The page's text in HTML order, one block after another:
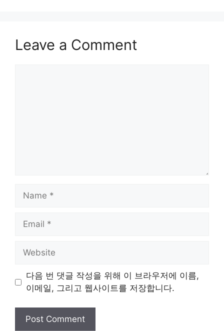
Leave a Comment
Name
Email
Website
다음 번 댓글 작성을 위해 이 브라우저에 이름,
이메일, 그리고 웹사이트를 저장합니다.